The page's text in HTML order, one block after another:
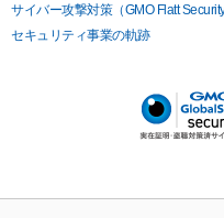
サイバー攻撃対策（GMO Flatt Security
セキュリティ事業の軌跡